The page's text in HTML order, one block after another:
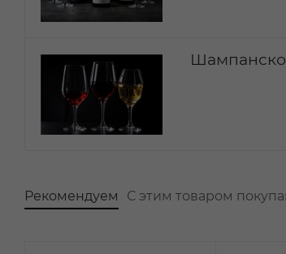
Рекомендуем С этим товаром